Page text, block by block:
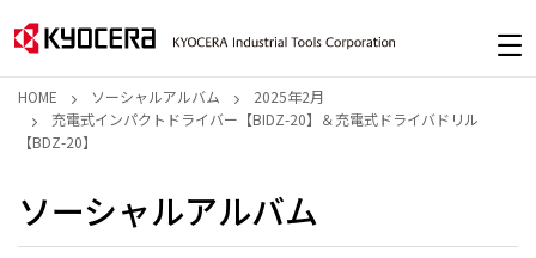
HOME ソーシャルアルバム
2025年2月
充電式インパクトドライバー【BIDZ-20】＆充電式ドライバドリル
【BDZ-20】
ソーシャルアルバム